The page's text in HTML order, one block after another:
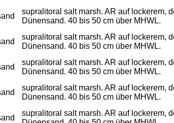
supralitoral salt marsh. AR auf lockerem,
Dünensand. 40 bis 50 cm über MHWL.
supralitoral salt marsh. AR auf lockerem,
Dünensand. 40 bis 50 cm über MHWL.
supralitoral salt marsh. AR auf lockerem,
Dünensand. 40 bis 50 cm über MHWL.
supralitoral salt marsh. AR auf lockerem,
Dünensand. 40 bis 50 cm über MHWL.
supralitoral salt marsh. AR auf lockerem,